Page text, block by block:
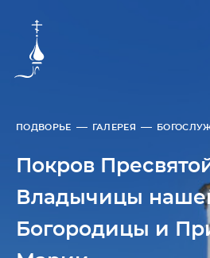
ПОДВОРЬЕ ГАЛЕРЕЯ
Покров
Владычицы
Богородицы и